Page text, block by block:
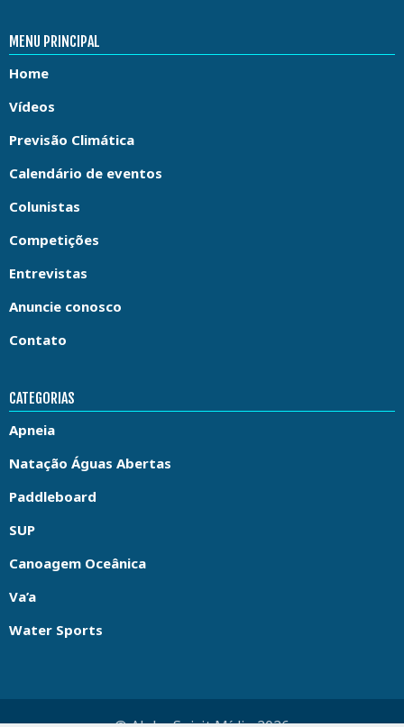
MENU PRINCIPAL
Home
Vídeos
Previsão Climática
Calendário de eventos
Colunistas
Competições
Entrevistas
Anuncie conosco
Contato
CATEGORIAS
Apneia
Natação Águas Abertas
Paddleboard
SUP
Canoagem Oceânica
Va’a
Water Sports